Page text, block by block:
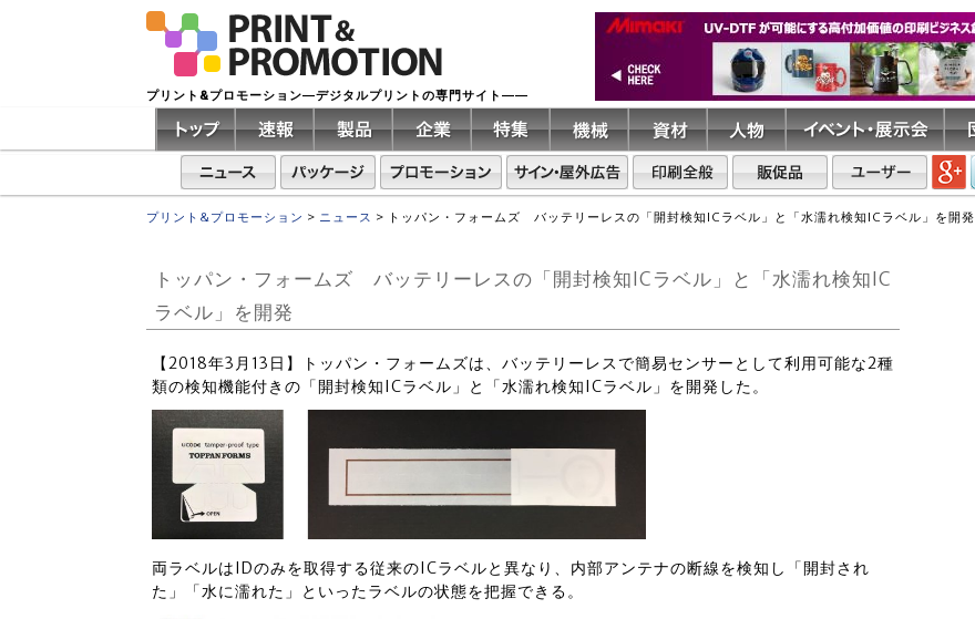
プリント&プロモーション―デジタルプリントの専門サイト――
プリント&プロモーション > ニュース > トッパン・フォームズ バッテリーレスの「開封検知ICラベル」と「水濡れ検知ICラベル」を開発
トッパン・フォームズ バッテリーレスの「開封検知ICラベル」と「水濡れ検知IC
ラベル」を開発
【2018年3月13日】トッパン・フォームズは、バッテリーレスで簡易センサーとして利用可能な2種
類の検知機能付きの「開封検知ICラベル」と「水濡れ検知ICラベル」を開発した。
両ラベルはIDのみを取得する従来のICラベルと異なり、内部アンテナの断線を検知し「開封され
た」「水に濡れた」といったラベルの状態を把握できる。